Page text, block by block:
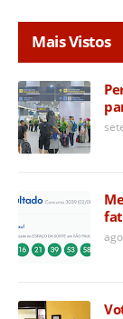
Mais Vistos